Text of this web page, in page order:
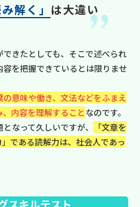
み解く」 は大違い
きたとしても、そこで述べられ
を把握できているとは限りませ
の意味や働き、文法などをふまえ
内容を理解することなのです。
なって久しいですが、
「文章を
である読解力は、社会人であっ